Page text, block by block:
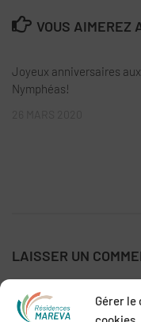
Gérer le
VOUS AIMEREZ
Joyeux anniversaires aux
Nymphéas!
LAISSER UN
Commentaire*